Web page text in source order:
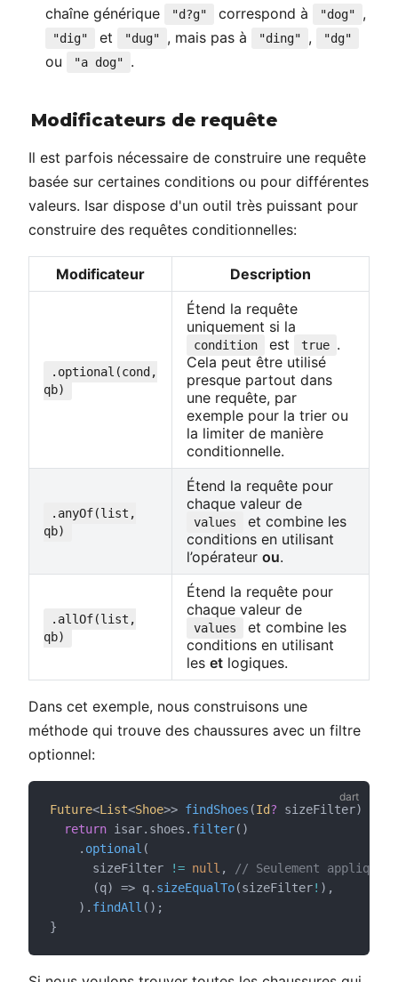
chaîne générique
"d?g" correspond à "dog" ,
"dig" et "dug" , mais pas à "ding" , "dg"
ou "a dog" .
Modificateurs de requête
Il est parfois nécessaire de construire une requête
basée sur certaines conditions ou pour différentes
valeurs. Isar dispose d'un outil très puissant pour
construire des requêtes conditionnelles:
Modificateur Description
.optional(cond,
qb)
Étend la requête
uniquement si la
condition est true .
Cela peut être utilisé
presque partout dans
une requête, par
exemple pour la trier ou
la limiter de manière
conditionnelle.
.anyOf(list,
qb)
Étend la requête pour
chaque valeur de
values
et combine les
conditions en utilisant
l’opérateur ou.
.allOf(list,
qb)
Étend la requête pour
chaque valeur de
values
et combine les
conditions en utilisant
les et logiques.
Dans cet exemple, nous construisons une
méthode qui trouve des chaussures avec un filtre
optionnel:
Future<List<Shoe>> findShoes (Id? sizeFilter) {
return isar.shoes. filter()
    .
optional (
      sizeFilter
!= null ,
// Seulement
      (q) => q.
sizeEqualTo(sizeFilter! ),
    ).
findAll ();
}